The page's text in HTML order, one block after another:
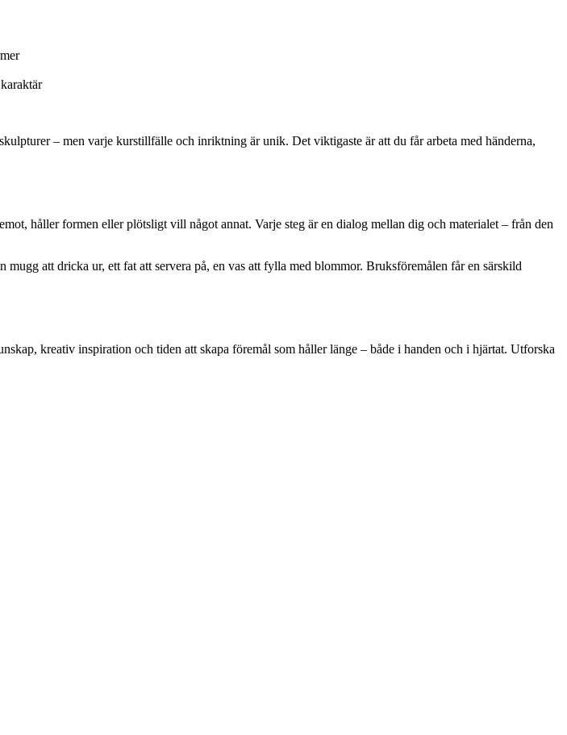
– men varje kurstillfälle och inriktning är unik. Det viktigaste är att du får arbeta med händerna,
håller formen eller plötsligt vill något annat. Varje steg är en dialog mellan dig och materialet – från den
att dricka ur, ett fat att servera på, en vas att fylla med blommor. Bruksföremålen får en särskild
kreativ inspiration och tiden att skapa föremål som håller länge – både i handen och i hjärtat. Utforska